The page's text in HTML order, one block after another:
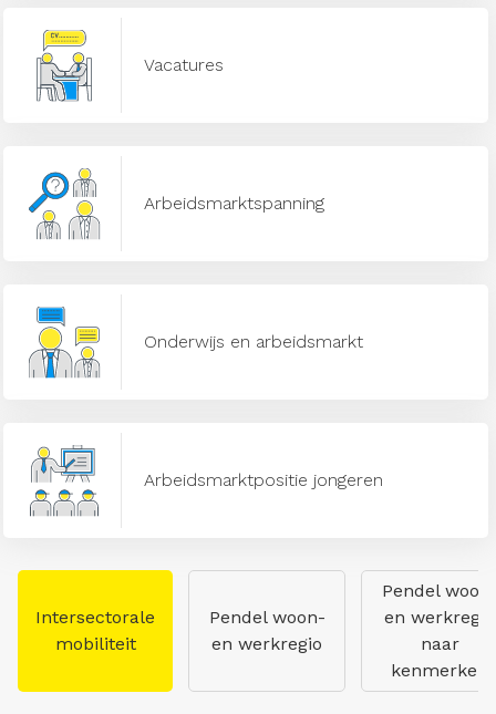
Vacatures
Arbeidsmarktspanning
Onderwijs en arbeidsmarkt
Arbeidsmarktpositie jongeren
Intersectorale
mobiliteit
Pendel woon-
en werkregio
Pendel
en werkregio
naar
kenmerken